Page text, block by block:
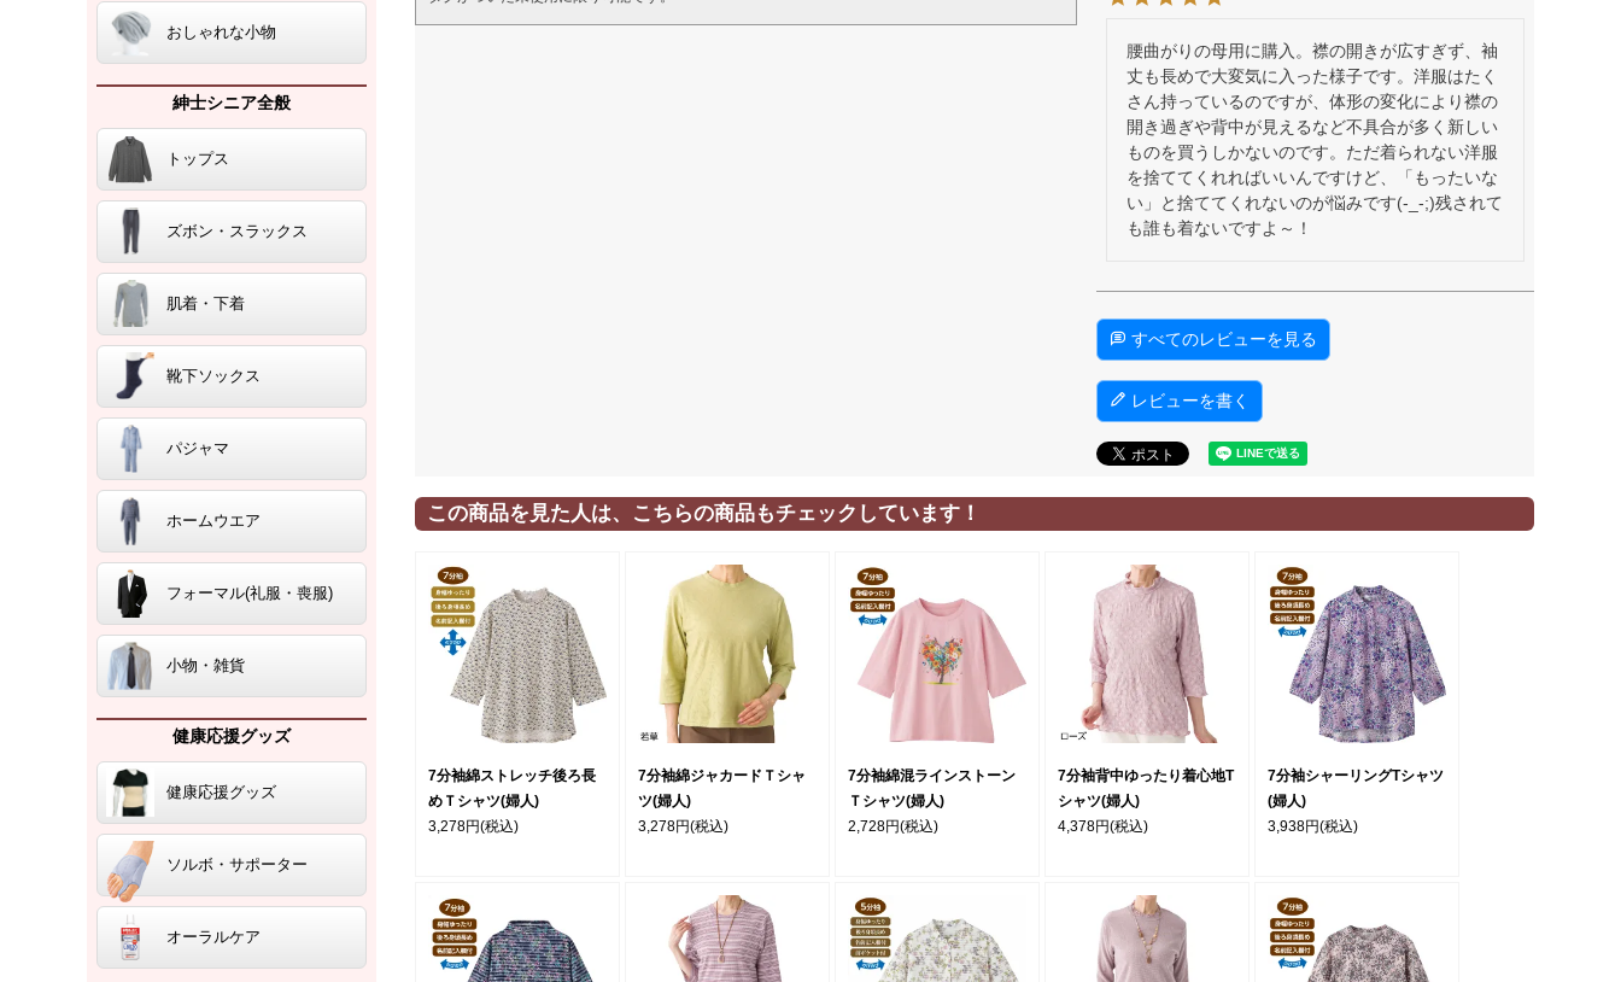
おしゃれな小物
紳士シニア全般
トップス
ズボン・スラックス
肌着・下着
靴下ソックス
パジャマ
ホームウエア
フォーマル(礼服・喪服)
小物・雑貨
健康応援グッズ
健康応援グッズ
ソルボ・サポーター
オーラルケア
腰曲がりの母用に購入。襟の開きが広すぎず、袖
丈も長めで大変気に入った様子です。洋服はたく
さん持っているのですが、体形の変化により襟の
開き過ぎや背中が見えるなど不具合が多く新しい
ものを買うしかないのです。ただ着られない洋服
を捨ててくれればいいんですけど、「もったいな
い」と捨ててくれないのが悩みです(-_-;)残されて
も誰も着ないですよ～！
すべてのレビューを見る
レビューを書く
この商品を見た人は、こちらの商品もチェックしています！
7分袖綿ストレッチ後ろ長
めＴシャツ(婦人)
3,278円(税込)
7分袖綿ジャカードＴシャ
ツ(婦人)
3,278円(税込)
7分袖綿混ラインストーン
Ｔシャツ(婦人)
2,728円(税込)
7分袖背中ゆったり着心地T
シャツ(婦人)
4,378円(税込)
7分袖シャーリングTシャツ
(婦人)
3,938円(税込)